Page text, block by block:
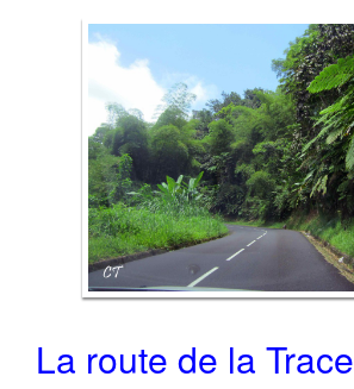
La route de la Trace